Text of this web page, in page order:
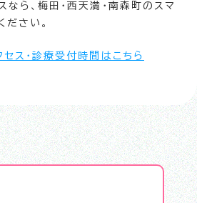
ら、梅田・西天満・南森町のスマ
ださい。
セス・診療受付時間はこちら